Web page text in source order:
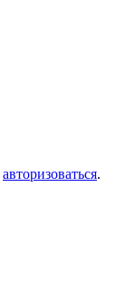
авторизоваться.